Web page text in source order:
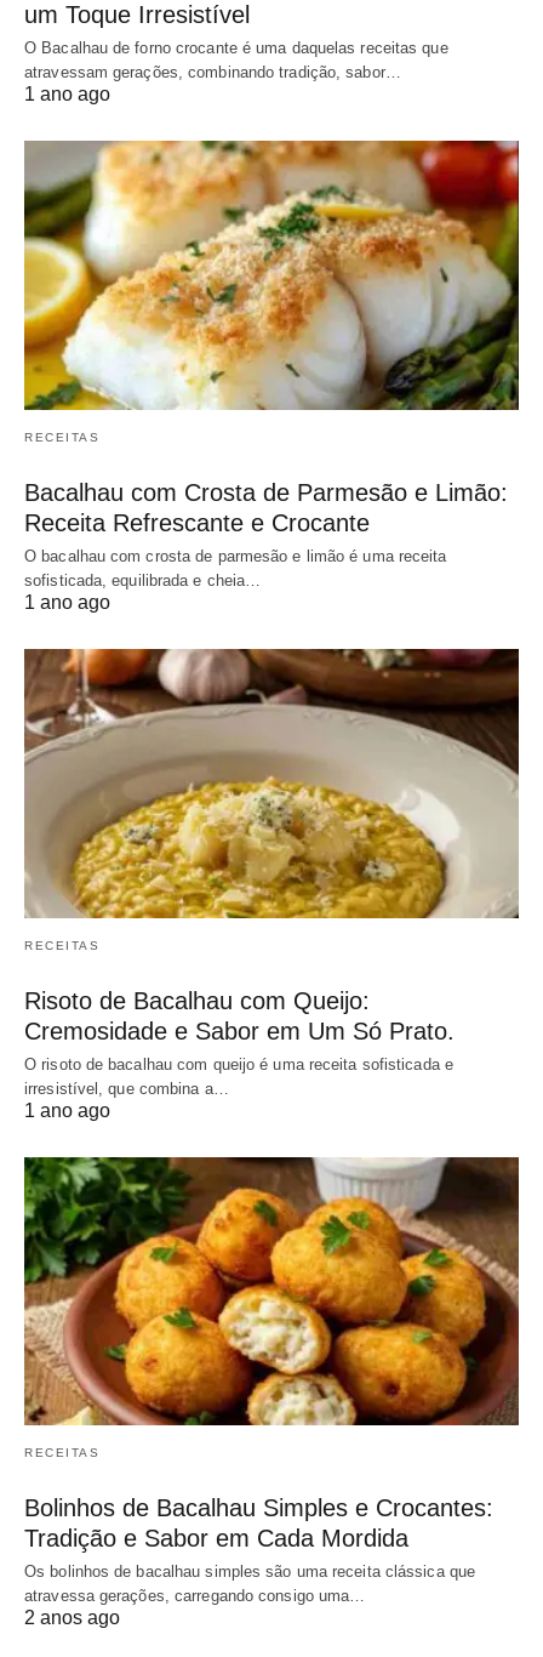
um Toque Irresistível
O Bacalhau de forno crocante é uma daquelas receitas que
atravessam gerações, combinando tradição, sabor…
1 ano ago
RECEITAS
Bacalhau com Crosta de Parmesão e Limão:
Receita Refrescante e Crocante
O bacalhau com crosta de parmesão e limão é uma receita
sofisticada, equilibrada e cheia…
1 ano ago
RECEITAS
Risoto de Bacalhau com Queijo:
Cremosidade e Sabor em Um Só Prato.
O risoto de bacalhau com queijo é uma receita sofisticada e
irresistível, que combina a…
1 ano ago
RECEITAS
Bolinhos de Bacalhau Simples e Crocantes:
Tradição e Sabor em Cada Mordida
Os bolinhos de bacalhau simples são uma receita clássica que
atravessa gerações, carregando consigo uma…
2 anos ago